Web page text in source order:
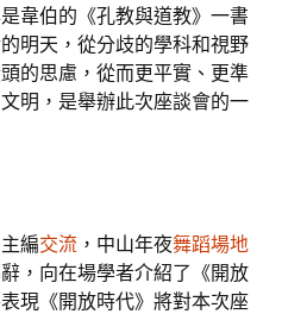
韋伯的《孔教與道教》一書
明天，從分歧的學科和視野
的思慮，從而更平實、更準
明，是舉辦此次座談會的一
編交流 ，中山年夜舞蹈場地
，向在場學者介紹了《開放
現《開放時代》將對本次座